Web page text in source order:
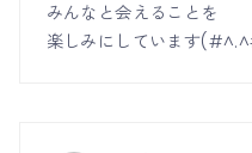
みんなと会えることを
楽しみにしています